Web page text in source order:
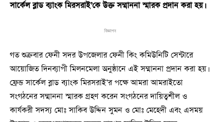
সার্কেল ব্লাড ব্যাংক মিরসরাই’কে উক্ত সম্মাননা স্মারক প্রদান করা হয়।
বিজ্ঞাপন
গত শুক্রবার ফেনী সদর উপজেলার ফেনী কিং কমিউনিটি সেন্টারে
আয়োজিত দিনব্যাপী মিলনমেলা অনুষ্ঠানে এই সম্মাননা প্রদান করা হয়।
ফ্রেন্ড সার্কেল ব্লাড ব্যাংক মিরসরাই’র পক্ষে আমরা আমরাইতো
সংগঠনের সম্মাননা স্মারক গ্রহণ করেন সংগঠনের দায়িত্বশীল ও
কার্যকরী সদস্য মোঃ সাকিব উদ্দিন সুমন ও মোঃ মেহেদী এবং এসময়